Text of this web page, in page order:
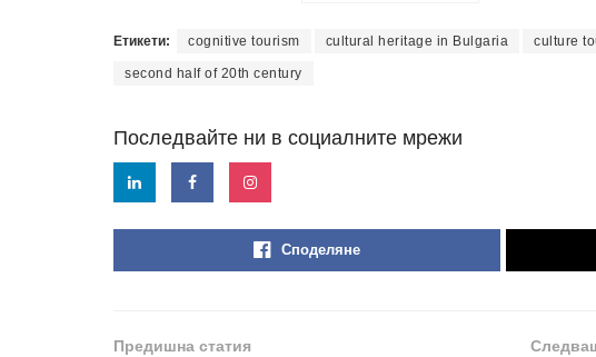
Етикети: cognitive tourism cultural heritage in Bulgaria culture
second half of 20th century
Последвайте ни в социалните мрежи
Споделяне
Предишна статия